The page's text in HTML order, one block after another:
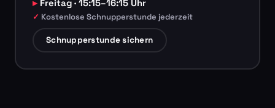
Freitag · 15:15–16:15 Uhr
Kostenlose Schnupperstunde jederzeit
Schnupperstunde sichern